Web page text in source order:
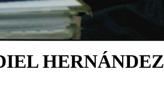
HERNÁNDEZ